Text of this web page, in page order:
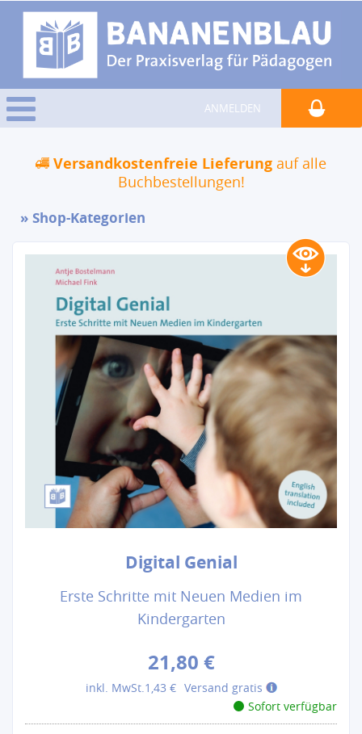
ANMELDEN
Versandkostenfreie Lieferung auf alle
Buchbestellungen!
Shop-Kategorien
Digital Genial
Erste Schritte mit Neuen Medien im
Kindergarten
21,80 €
inkl. MwSt. 1,43 € Versand gratis
Sofort verfügbar